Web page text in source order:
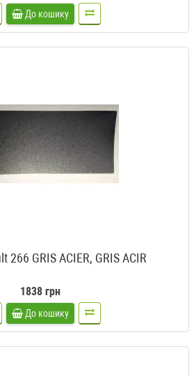
До кошику
266 GRIS ACIER, GRIS ACIR
1838 грн
До кошику